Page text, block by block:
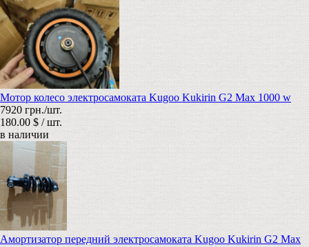
Мотор колесо электросамоката Kugoo Kukirin G2 Max 1000 w
7920 грн./шт.
180.00 $ / шт.
в наличии
Амортизатор передний электросамоката Kugoo Kukirin G2 Max